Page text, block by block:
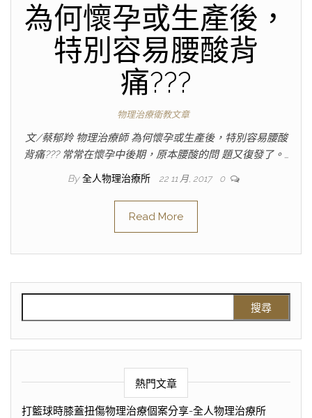
為何懷孕或生產後，
特別容易腰酸背
痛???
物理治療衛教文章
文/蔡郁羚 物理治療師 為何懷孕或生產後，特別容易腰酸
背痛??? 常常在懷孕中後期，原本腰酸的問 題又復發了。…
By 全人物理治療所 22 11 月, 2017 0
Read More
熱門文章
打籃球時膝蓋扭傷物理治療個案分享-全人物理治療所